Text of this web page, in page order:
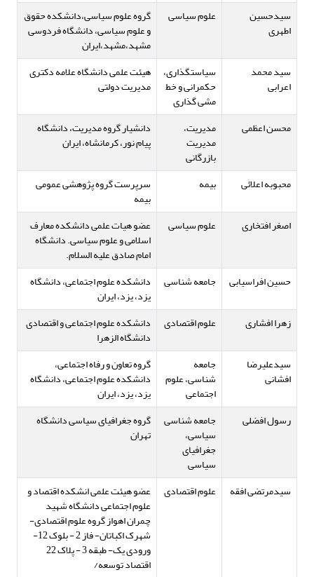
سیدحسین
اطهری
علوم سیاسی گروه علوم سیاسی،دانشکده حقوق
و علوم سیاسی، دانشگاه فردوسی
مشهد،مشهد،ایران
سید محمد
اعرابی
سیاستگذاری،
حکمرانی و خط
مشی گذاری
هیئت علمی دانشگاه علامه دکتری
مدیریت دولتی
محسن اعظمی مدیریت،
مدیریت
بازرگانی
دانشیار گروه مدیریت، دانشگاه
پیام نور، کرمانشاه، ایران
محبوبه اعلائی بیمه سرپرست گروه پژوهشی عمومی
بیمه
اصغر افتخاری
علوم سیاسی عضو هیات علمی دانشکده معارف
اسلامی و علوم سیاسی. دانشگاه
امام صادق علیه السلام.
حسین افراسیابی
جامعه شناسی دانشکده علوم اجتماعی، دانشگاه
یزد، یزد، ایران
زهرا افشاری
علوم اقتصادی دانشکده علوم اجتماعی و اقتصادی
دانشگاه الزهرا
سیدعلیرضا
افشانی
جامعه
شناسی، علوم
اجتماعی
گروه تعاون و رفاه اجتماعی،
دانشکده علوم اجتماعی، دانشگاه
یزد، یزد، ایران
رسول افضلی
جامعه شناسی
سیاسی،
جغرافیای
سیاسی
گروه جغرافیای سیاسی دانشگاه
تهران
سیدمرتضی افقه علوم اقتصادی عضو هیئت علمی انشکده اقتصاد و
علوم اجتماعی دانشگاه شهید
چمران اهواز گروه علوم اقتصادی-
شهرک اکباتان- فاز 2 - بلوک 12-
ورودی یک- طبقه 3 - پلاک 22
اقتصاد توسعه/